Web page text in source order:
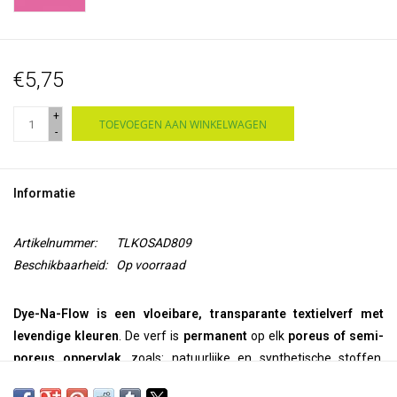
€5,75
+
-
TOEVOEGEN AAN WINKELWAGEN
Informatie
Artikelnummer:
TLKOSAD809
Beschikbaarheid:
Op voorraad
Dye-Na-Flow is een vloeibare, transparante textielverf met
levendige kleuren. De verf is permanentop elk poreus of semi-
poreus oppervlak, zoals: natuurlijke en synthetische stoffen,